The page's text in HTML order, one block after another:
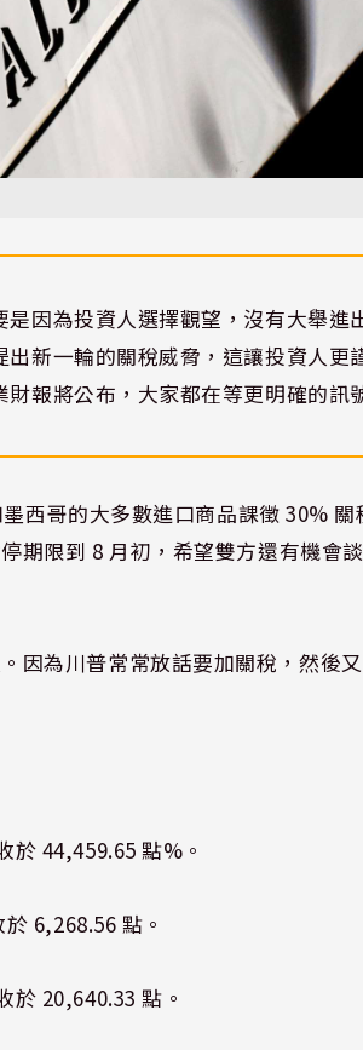
因為投資人選擇觀望，沒有大舉進
新一輪的關稅威脅，這讓投資人更
報將公布，大家都在等更明確的訊
西哥的大多數進口商品課徵 30%
期限到 8 月初，希望雙方還有機會
因為川普常常放話要加關稅，然後
於 44,459.65 點%。
6,268.56 點。
於 20,640.33 點。